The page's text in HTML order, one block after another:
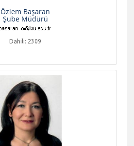
Özlem Başaran
Şube Müdürü
Dahili: 2309